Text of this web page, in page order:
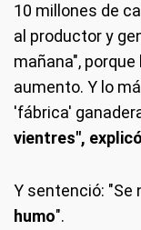
10 millones de
al productor y
mañana",
aumento. Y lo
'fábrica'
vientres",
Y sentenció: "Se
humo".